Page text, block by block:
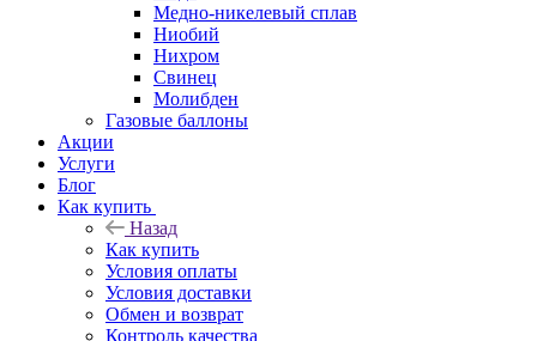
Медно-никелевый сплав
Ниобий
Нихром
Свинец
Молибден
Газовые баллоны
Акции
Услуги
Блог
Как купить
Назад
Как купить
Условия оплаты
Условия доставки
Обмен и возврат
Контроль качества